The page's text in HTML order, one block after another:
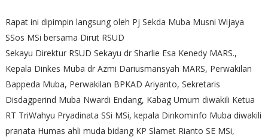
Rapat ini dipimpin langsung oleh Pj Sekda Muba Musni Wijaya
SSos MSi bersama Dirut RSUD
Sekayu Direktur RSUD Sekayu dr Sharlie Esa Kenedy MARS.,
Kepala Dinkes Muba dr Azmi Dariusmansyah MARS, Perwakilan
Bappeda Muba, Perwakilan BPKAD Ariyanto, Sekretaris
Disdagperind Muba Nwardi Endang, Kabag Umum diwakili Ketua
RT TriWahyu Pryadinata SSi MSi, kepala Dinkominfo Muba diwakili
pranata Humas ahli muda bidang KP Slamet Rianto SE MSi,